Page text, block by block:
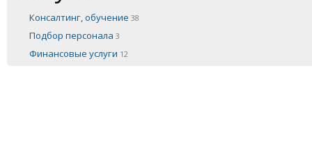
Консалтинг, обучение 38
Подбор персонала 3
Финансовые услуги 12